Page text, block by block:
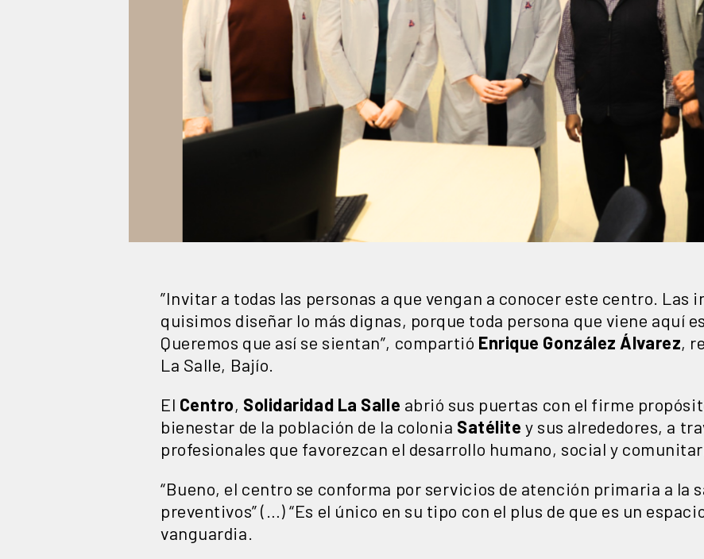
”Invitar a todas las personas a que vengan a conocer este centro. Las
quisimos diseñar lo más dignas, porque toda persona que viene aquí
Queremos que así se sientan”, compartió Enrique González Álvarez,
La Salle, Bajío.
El Centro, Solidaridad La Salle abrió sus puertas con el firme
bienestar de la población de la colonia Satélite y sus alrededores, a
profesionales que favorezcan el desarrollo humano, social y
“Bueno, el centro se conforma por servicios de atención primaria a la
preventivos” (…) “Es el único en su tipo con el plus de que es un
vanguardia.